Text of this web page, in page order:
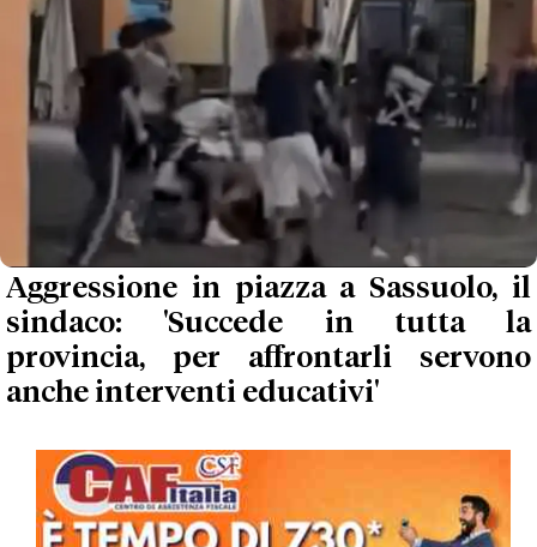
Aggressione in piazza a Sassuolo, il
sindaco: 'Succede in tutta la
provincia, per affrontarli servono
anche interventi educativi'